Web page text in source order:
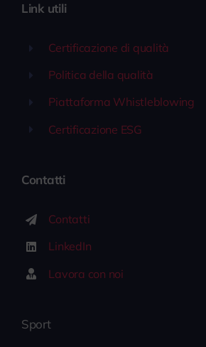
Link utili
Certificazione di qualità
Politica della qualità
Piattaforma Whistleblowing
Certificazione ESG
Contatti
Contatti
LinkedIn
Lavora con noi
Sport